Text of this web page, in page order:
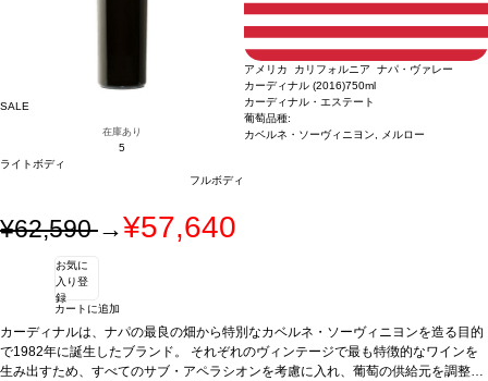
SALE
在庫あり
5
ライトボディ
フルボディ
アメリカ カリフォルニア ナパ・ヴァレー
カーディナル (2016)750ml
カーディナル・エステート
葡萄品種:
カベルネ・ソーヴィニヨン, メルロー
¥62,590→¥57,640
お気に
入り登
録
カートに追加
カーディナルは、ナパの最良の畑から特別なカベルネ・ソーヴィニヨンを造る目的
で1982年に誕生したブランド。 それぞれのヴィンテージで最も特徴的なワインを
生み出すため、すべてのサブ・アペラシオンを考慮に入れ、葡萄の供給元を調整し